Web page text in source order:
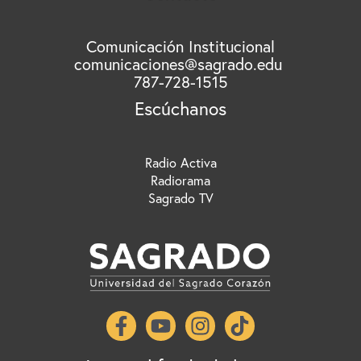
Comunicación Institucional
comunicaciones@sagrado.edu
787-728-1515
Escúchanos
Radio Activa
Radiorama
Sagrado TV